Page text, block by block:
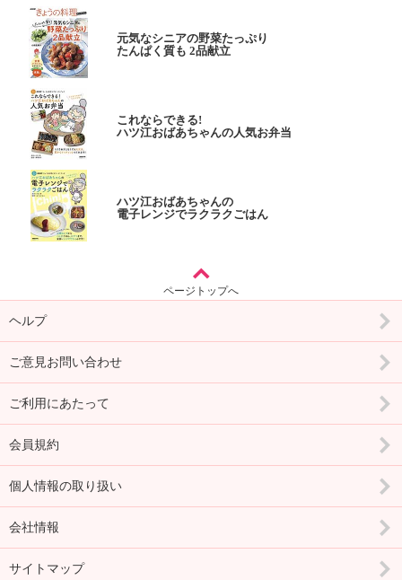
元気なシニアの野菜たっぷり
たんぱく質も 2品献立
これならできる!
ハツ江おばあちゃんの人気お弁当
ハツ江おばあちゃんの
電子レンジでラクラクごはん
ページトップへ
ヘルプ
ご意見お問い合わせ
ご利用にあたって
会員規約
個人情報の取り扱い
会社情報
サイトマップ